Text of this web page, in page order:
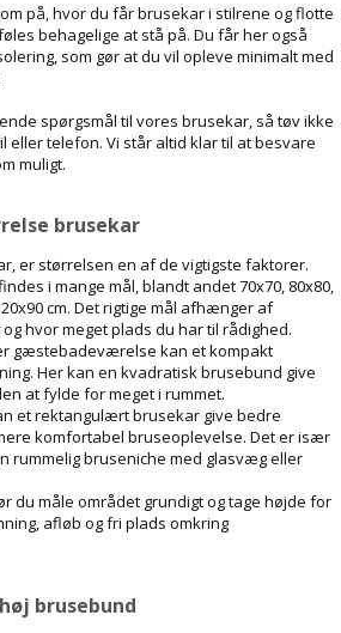
på, hvor du får brusekar i stilrene og flotte
behagelige at stå på. Du får her også
som gør at du vil opleve minimalt med
spørgsmål til vores brusekar, så tøv ikke
eller telefon. Vi står altid klar til at besvare
muligt.
brusekar
er størrelsen en af de vigtigste faktorer.
i mange mål, blandt andet 70x70, 80x80,
cm. Det rigtige mål afhænger af
hvor meget plads du har til rådighed.
gæstebadeværelse kan et kompakt
Her kan en kvadratisk brusebund give
at fylde for meget i rummet.
et rektangulært brusekar give bedre
komfortabel bruseoplevelse. Det er især
rummelig bruseniche med glasvæg eller
du måle området grundigt og tage højde for
afløb og fri plads omkring
brusebund